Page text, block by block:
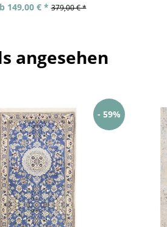
149,00 € * 379,00 € *
angesehen
- 59%